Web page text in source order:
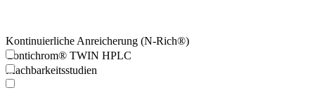
Kontinuierliche Anreicherung (N-Rich®)
Contichrom® TWIN HPLC
Machbarkeitsstudien